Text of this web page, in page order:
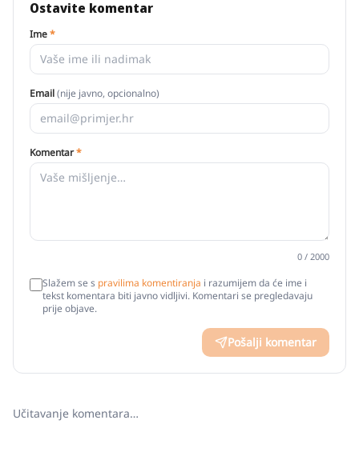
Ostavite komentar
Ime*
Email(nije javno, opcionalno)
Komentar*
0 / 2000
Slažem se s pravilima komentiranja i razumijem da će ime i
tekst komentara biti javno vidljivi. Komentari se pregledavaju
prije objave.
Pošalji komentar
Učitavanje komentara…